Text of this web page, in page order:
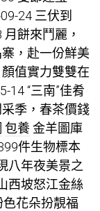
24 三伏到
餅來鬥麗，
，赴一份鮮美
值實力雙雙在
14 “三南”佳肴
季，春茶價錢
包養金羊圖庫
件生物標本
八年夜美景之
西坡怒江金絲
花朵扮靚福